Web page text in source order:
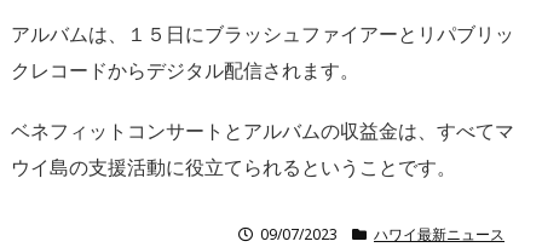
アルバムは、１５日にブラッシュファイアーとリパブリッ
クレコードからデジタル配信されます。
ベネフィットコンサートとアルバムの収益金は、すべてマ
ウイ島の支援活動に役立てられるということです。
09/07/2023 ハワイ最新ニュース